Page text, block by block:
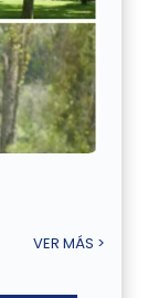
VER MÁS >